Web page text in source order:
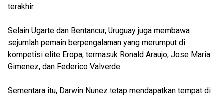
terakhir.
Selain Ugarte dan Bentancur, Uruguay juga membawa
sejumlah pemain berpengalaman yang merumput di
kompetisi elite Eropa, termasuk Ronald Araujo, Jose Maria
Gimenez, dan Federico Valverde.
Sementara itu, Darwin Nunez tetap mendapatkan tempat di